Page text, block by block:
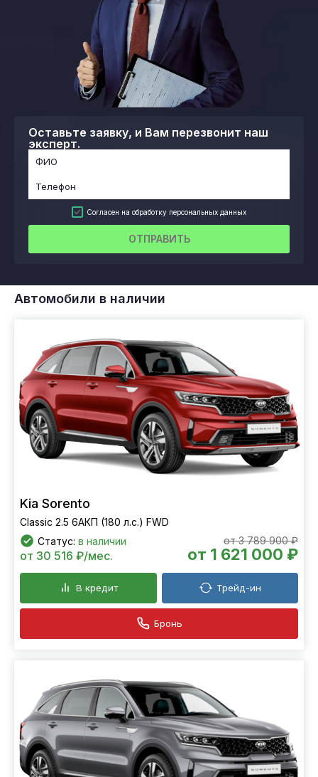
Оставьте заявку, и Вам перезвонит наш
эксперт.
Согласен на обработку персональных данных
ОТПРАВИТЬ
Автомобили в наличии
Kia Sorento
Classic 2.5 6АКП (180 л.с.) FWD
Статус: в наличии от 3 789 900 ₽
от 1 621 000 ₽
от 30 516 ₽/мес.
В кредит Трейд-ин
Бронь